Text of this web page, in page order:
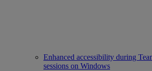
Enhanced accessibility during
sessions on Windows